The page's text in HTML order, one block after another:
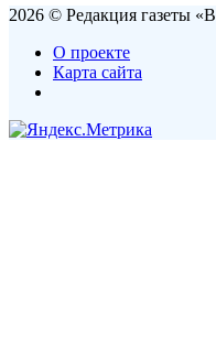
2026 © Редакция газеты
О проекте
Карта сайта